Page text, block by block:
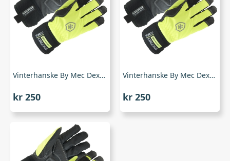
Vinterhanske By Mec Dex® WN861 str. 10, Workhand®
kr 250
Vinterhanske By Mec Dex® WN861 str. 11, Workhand®
kr 250